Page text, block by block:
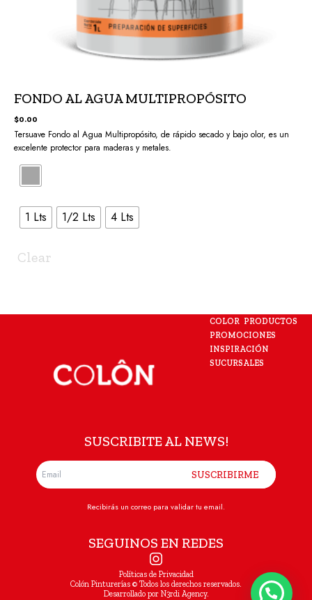
FONDO AL AGUA MULTIPROPÓSITO
$0.00
Tersuave Fondo al Agua Multipropósito, de rápido secado y bajo olor, es un
excelente protector para maderas y metales.
1 Lts 1/2 Lts 4 Lts
Clear
COLOR PRODUCTOS
PROMOCIONES
INSPIRACIÓN
SUCURSALES
SUSCRIBITE AL NEWS!
SUSCRIBIRME
Recibirás un correo para validar tu email.
SEGUINOS EN REDES
Políticas de Privacidad
Colón Pinturerías © Todos los derechos reservados.
Desarrollado por N3rdi Agency.